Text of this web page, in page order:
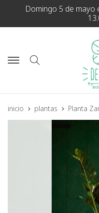
Domingo 5 de mayo
Buscar
inicio plantas Planta